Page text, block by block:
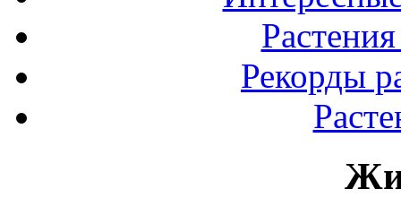
Рекорды